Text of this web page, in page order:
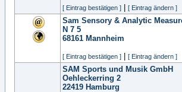
[ Eintrag bestätigen ] [ Eintrag ändern ]
Sam Sensory & Analytic
N 7 5
68161 Mannheim
[ Eintrag bestätigen ] [ Eintrag ändern ]
SAM Sports und Musik GmbH
Oehleckerring 2
22419 Hamburg